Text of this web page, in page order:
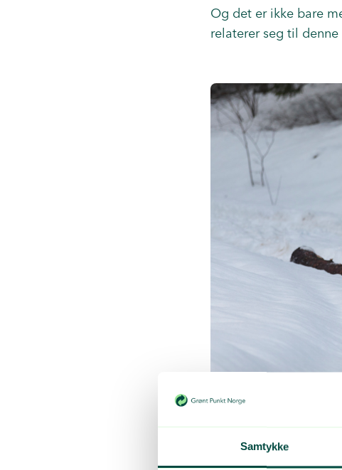
Samtykke
Og det er ikke bare
relaterer seg til
OPPGJØR MED